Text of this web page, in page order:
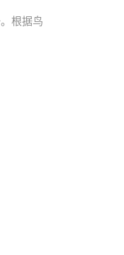
根据鸟